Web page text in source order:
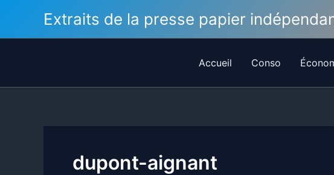
contenu
Extraits de la presse papier
Accueil Conso
dupont-aignant